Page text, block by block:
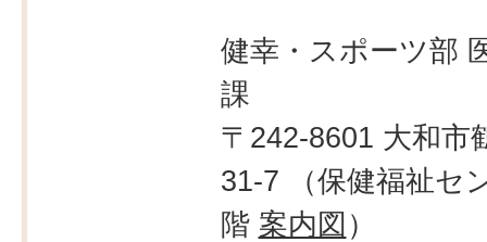
健幸・スポーツ部
課
〒242-8601 大和市
31-7 （保健福祉セ
階 案内図 ）